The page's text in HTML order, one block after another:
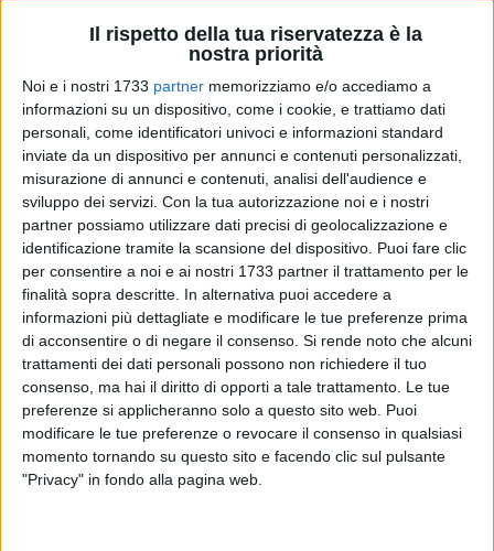
Il rispetto della tua riservatezza è la
nostra priorità
Noi e i nostri 1733 partner memorizziamo e/o accediamo a
informazioni su un dispositivo, come i cookie, e trattiamo dati
personali, come identificatori univoci e informazioni standard
inviate da un dispositivo per annunci e contenuti personalizzati,
misurazione di annunci e contenuti, analisi dell'audience e
sviluppo dei servizi. Con la tua autorizzazione noi e i nostri
partner possiamo utilizzare dati precisi di geolocalizzazione e
identificazione tramite la scansione del dispositivo. Puoi fare clic
per consentire a noi e ai nostri 1733 partner il trattamento per le
finalità sopra descritte. In alternativa puoi accedere a
informazioni più dettagliate e modificare le tue preferenze prima
di acconsentire o di negare il consenso. Si rende noto che alcuni
trattamenti dei dati personali possono non richiedere il tuo
consenso, ma hai il diritto di opporti a tale trattamento. Le tue
preferenze si applicheranno solo a questo sito web. Puoi
modificare le tue preferenze o revocare il consenso in qualsiasi
momento tornando su questo sito e facendo clic sul pulsante
"Privacy" in fondo alla pagina web.
strategici»
CORATO - 23 GIUGNO 2026
«Non dimentico il cammino fatto finora. Si
riparte»: Valeria Mazzone nominata assessore
di Corato
CORATO - 23 GIUGNO 2026
«La Politica deve costruire alternative
possibili»: Felice Addario nuovo vicesindaco di
Corato
CORATO - 22 GIUGNO 2026
Tra riconferme e volti nuovi: la nuova giunta
tutta politica di De Benedittis
CORATO - 22 GIUGNO 2026
Nuova Giunta, Pd Corato: «Auguriamo buon
lavoro ai due assessori Felice Addario e
Gennaro Sciscioli»
CORATO - 19 GIUGNO 2026